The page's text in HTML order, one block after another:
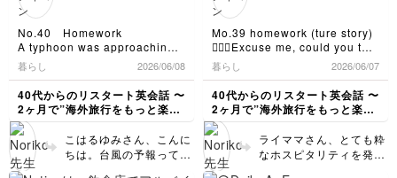
も好きな場所ですが、今
度行った時は滋賀🔥京都
のバトル(？)を想像しな
がら見てみます。ちなみ
に滋賀も好きですよ。日
本はいいところがたくさ
音になります(最後のイ
ズがポイント)。そし
て、最後の文ですが、…
I must take my dog for
a walk in the rain.もし
くはI must walk my
dog in the rain.へ変更
されると自然です。walk
は普段は自動詞で使われ
ることが多いのですが、
感情を表す英語ってなんだろ
う？もっと、知っておくべきだ
なぁ…と思いました。
写真は、雨が降って、元気に花
が咲いた我が家のグリーンで
す。
40回も英会話ライブ配信を続け
られて、先生の努力の積み重ね
に拍手👏👏👏
✨Congratulations！！記念す
というニュアンスこの課
題を提出していただいた
直後の配信で再練習され
たと思いますので、バッ
チリですね☺️ そのまま
でもいいのですが、「安
心した」は、I’m
relieved.という表現が
あります。ぜひ使ってみ
てください。
No.40 Homework
A typhoon was approaching
our area.
But it's rainning light.
Usually it's very windy
here,but today there was no
wind.
I thought "where is a
typhoon?"
この前の台風は、風雨の影響が
暮らし 2026/06/08
40代からのリスタート英会話 〜
2ヶ月で”海外旅行をもっと楽し
める私"になる〜
こはるゆみさん、こんに
ちは。台風の予報って、
Mo.39 homework (ture story)
👱🏻‍♀️Excuse me, could you tell
me why I can't buy ticket ? I
tried to use this money.
🧑🏻Wow, it's very wet.💦You
can't use it. Where do you
want to go?
👱🏻‍♀️Nijo castle.
🧑🏻Here, this ticket is for
you.
👱🏻‍♀️Thank you !
暮らし 2026/06/07
40代からのリスタート英会話 〜
2ヶ月で”海外旅行をもっと楽し
める私"になる〜
ライママさん、とても粋
なホスピタリティを発揮